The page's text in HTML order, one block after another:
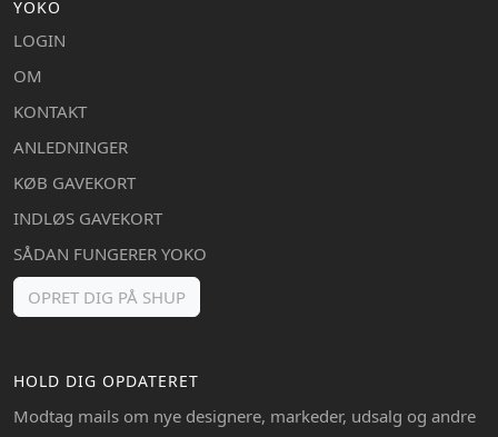
YOKO
LOGIN
OM
KONTAKT
ANLEDNINGER
KØB GAVEKORT
INDLØS GAVEKORT
SÅDAN FUNGERER YOKO
OPRET DIG PÅ SHUP
HOLD DIG OPDATERET
Modtag mails om nye designere, markeder, udsalg og andre